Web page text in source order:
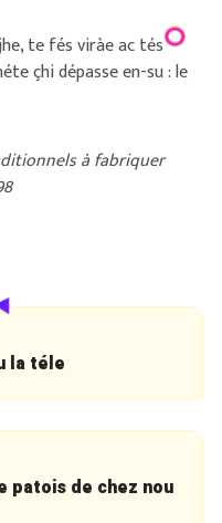
te fés viràe ac tés
çhi dépasse en-su : le
à fabriquer
la téle
patois de chez nou